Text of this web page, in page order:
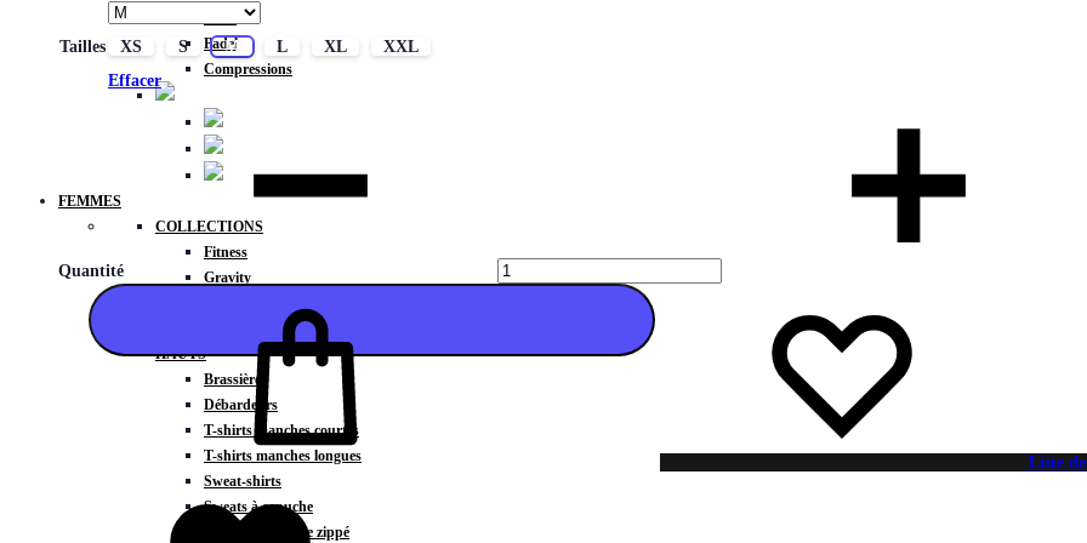
Padel
Compressions
FEMMES
COLLECTIONS
Fitness
Gravity
HAUTS
Brassières
Débardeurs
T-shirts manches courtes
T-shirts manches longues
Sweat-shirts
Sweats à capuche
Sweats à capuche zippé
Tailles XS S M L XL
XXL
Effacer
Quantité
Liste